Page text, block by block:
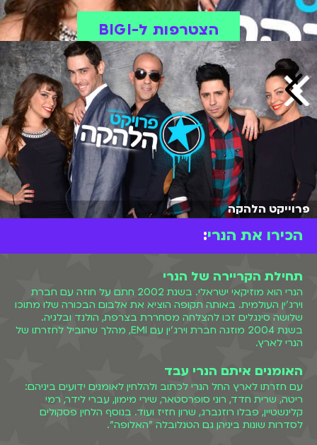
הצטרפות ל-BIGI
פרוייקט הלהקה
הכירו את הנרי:
תחילת הקריירה של הנרי
הנרי הוא מוזיקאי ישראלי. בשנת 2002 חתם על חוזה עם חברת
וירג'ין העולמית. באותה תקופה הוציא את אלבום הבכורה שלו מתוכו
שלושה סינגלים זכו להצלחה מסחררת בצרפת, הולנד ובלגיה.
בשנת 2004 מוזגה חברת וירג'ין עם EMI, מהלך שהוביל לחזרתו של
הנרי לארץ.
האומנים איתם הנרי עבד
עם חזרתו לארץ החל הנרי לכתוב ולהלחין לאומנים ידועים ביניהם:
ריטה, שרית חדד, רוני סופרסטאר, שירי מימון, עברי לידר, רמי
קלינשטיין, פבלו רוזנברג, שרון חזיז ועוד. בנוסף הלחין פסקולים
לסדרות שונות ביניהן גם הטנלובלה "האלופה".